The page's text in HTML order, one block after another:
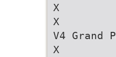
X
X
V4 Grand
X